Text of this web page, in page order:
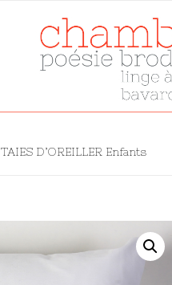
TAIES D’OREILLER Enfants